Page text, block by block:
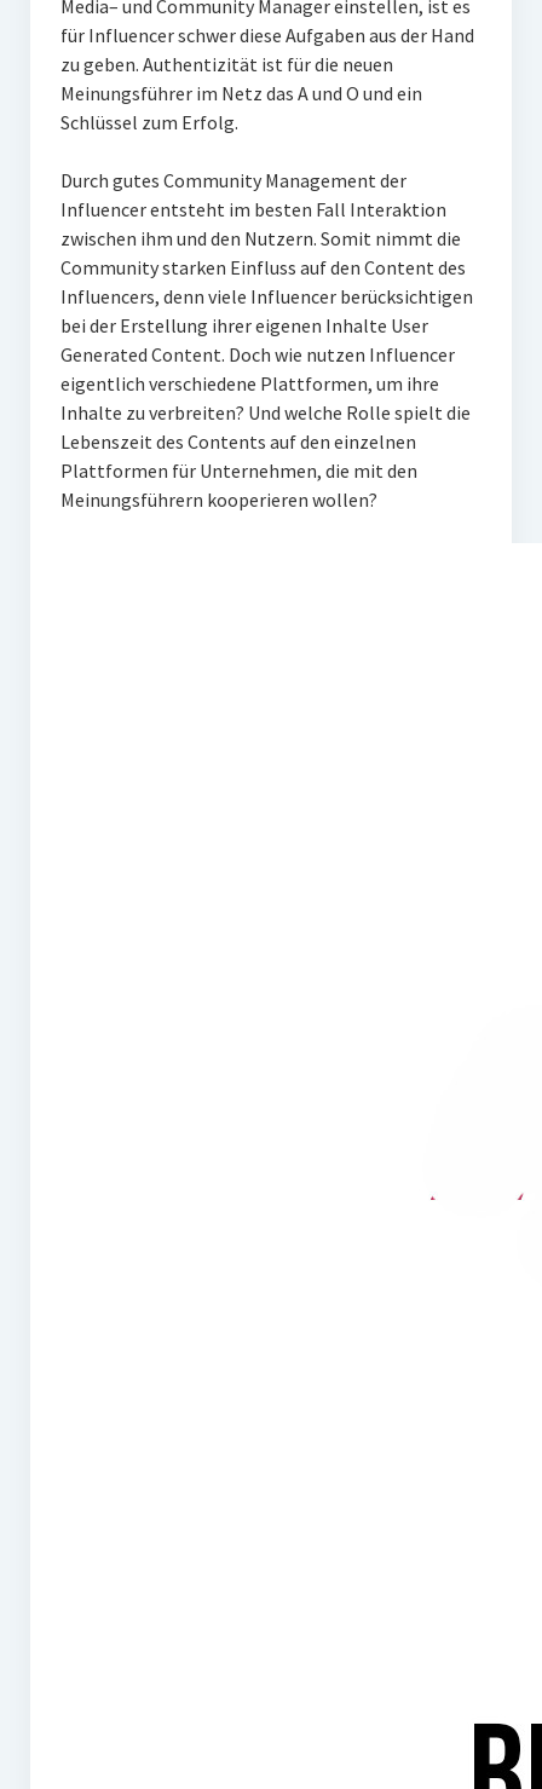
Media– und Community Manager einstellen, ist es
für Influencer schwer diese Aufgaben aus der Hand
zu geben. Authentizität ist für die neuen
Meinungsführer im Netz das A und O und ein
Schlüssel zum Erfolg.
Durch gutes Community Management der
Influencer entsteht im besten Fall Interaktion
zwischen ihm und den Nutzern. Somit nimmt die
Community starken Einfluss auf den Content des
Influencers, denn viele Influencer berücksichtigen
bei der Erstellung ihrer eigenen Inhalte User
Generated Content. Doch wie nutzen Influencer
eigentlich verschiedene Plattformen, um ihre
Inhalte zu verbreiten? Und welche Rolle spielt die
Lebenszeit des Contents auf den einzelnen
Plattformen für Unternehmen, die mit den
Meinungsführern kooperieren wollen?